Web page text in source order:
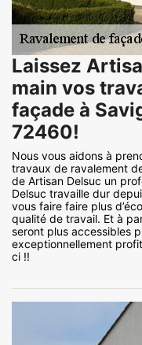
Laissez
main vos
façade à
72460!
Nous vous aidons à
travaux de ravalement
de Artisan Delsuc un
Delsuc travaille dur
vous faire faire plus
qualité de travail. Et à
seront plus accessibles
exceptionnellement
ci !!